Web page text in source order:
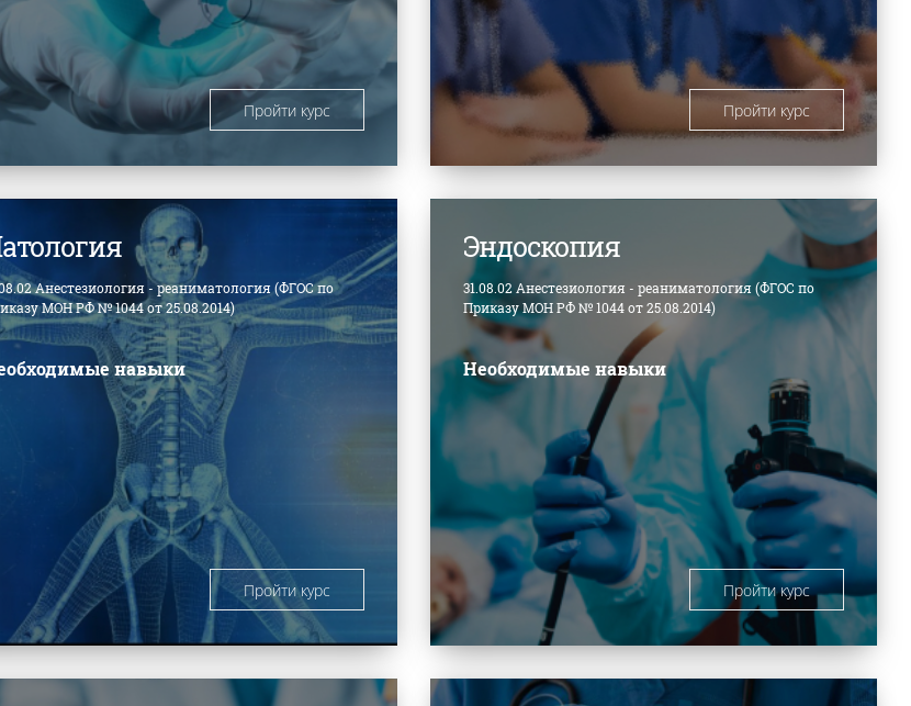
Пройти курс Пройти курс
Анестезиология - реаниматология (ФГОС по
МОН РФ № 1044 от 25.08.2014)
навыки
Пройти курс
Эндоскопия
31.08.02 Анестезиология - реаниматология (ФГОС по
Приказу МОН РФ № 1044 от 25.08.2014)
Необходимые навыки
Пройти курс